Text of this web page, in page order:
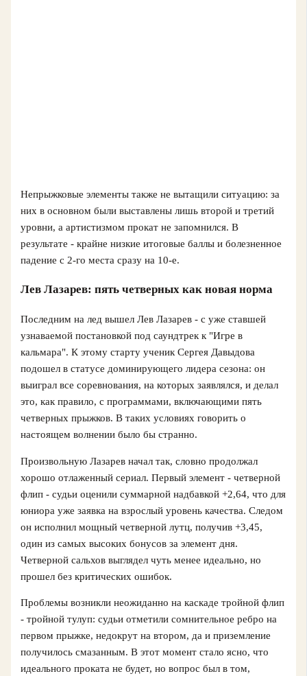
Непрыжковые элементы также не вытащили ситуацию: за
них в основном были выставлены лишь второй и третий
уровни, а артистизмом прокат не запомнился. В
результате - крайне низкие итоговые баллы и болезненное
падение с 2-го места сразу на 10-е.
Лев Лазарев: пять четверных как новая норма
Последним на лед вышел Лев Лазарев - с уже ставшей
узнаваемой постановкой под саундтрек к "Игре в
кальмара". К этому старту ученик Сергея Давыдова
подошел в статусе доминирующего лидера сезона: он
выиграл все соревнования, на которых заявлялся, и делал
это, как правило, с программами, включающими пять
четверных прыжков. В таких условиях говорить о
настоящем волнении было бы странно.
Произвольную Лазарев начал так, словно продолжал
хорошо отлаженный сериал. Первый элемент - четверной
флип - судьи оценили суммарной надбавкой +2,64, что для
юниора уже заявка на взрослый уровень качества. Следом
он исполнил мощный четверной лутц, получив +3,45,
один из самых высоких бонусов за элемент дня.
Четверной сальхов выглядел чуть менее идеально, но
прошел без критических ошибок.
Проблемы возникли неожиданно на каскаде тройной флип
- тройной тулуп: судьи отметили сомнительное ребро на
первом прыжке, недокрут на втором, да и приземление
получилось смазанным. В этот момент стало ясно, что
идеального проката не будет, но вопрос был в том,